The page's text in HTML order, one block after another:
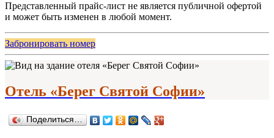
Представленный прайс-лист не является публичной офертой
и может быть изменен в любой момент.
Забронировать номер
Отель «Берег Святой Софии»
Поделиться…